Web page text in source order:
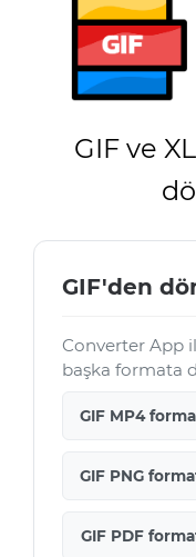
GIF ve
GIF'den
Converter App
başka formata
GIF MP4
GIF PNG
GIF PDF